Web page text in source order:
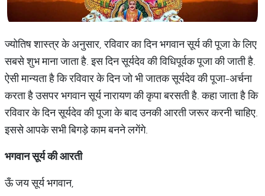
ज्योतिष शास्त्र के अनुसार, रविवार का दिन भगवान सूर्य की पूजा के लिए
सबसे शुभ माना जाता है. इस दिन सूर्यदेव की विधिपूर्वक पूजा की जाती है.
ऐसी मान्यता है कि रविवार के दिन जो भी जातक सूर्यदेव की पूजा-अर्चना
करता है उसपर भगवान सूर्य नारायण की कृपा बरसती है. कहा जाता है कि
रविवार के दिन सूर्यदेव की पूजा के बाद उनकी आरती जरूर करनी चाहिए.
इससे आपके सभी बिगड़े काम बनने लगेंगे.
भगवानसूर्यकीआरती
ऊँ जय सूर्य भगवान,